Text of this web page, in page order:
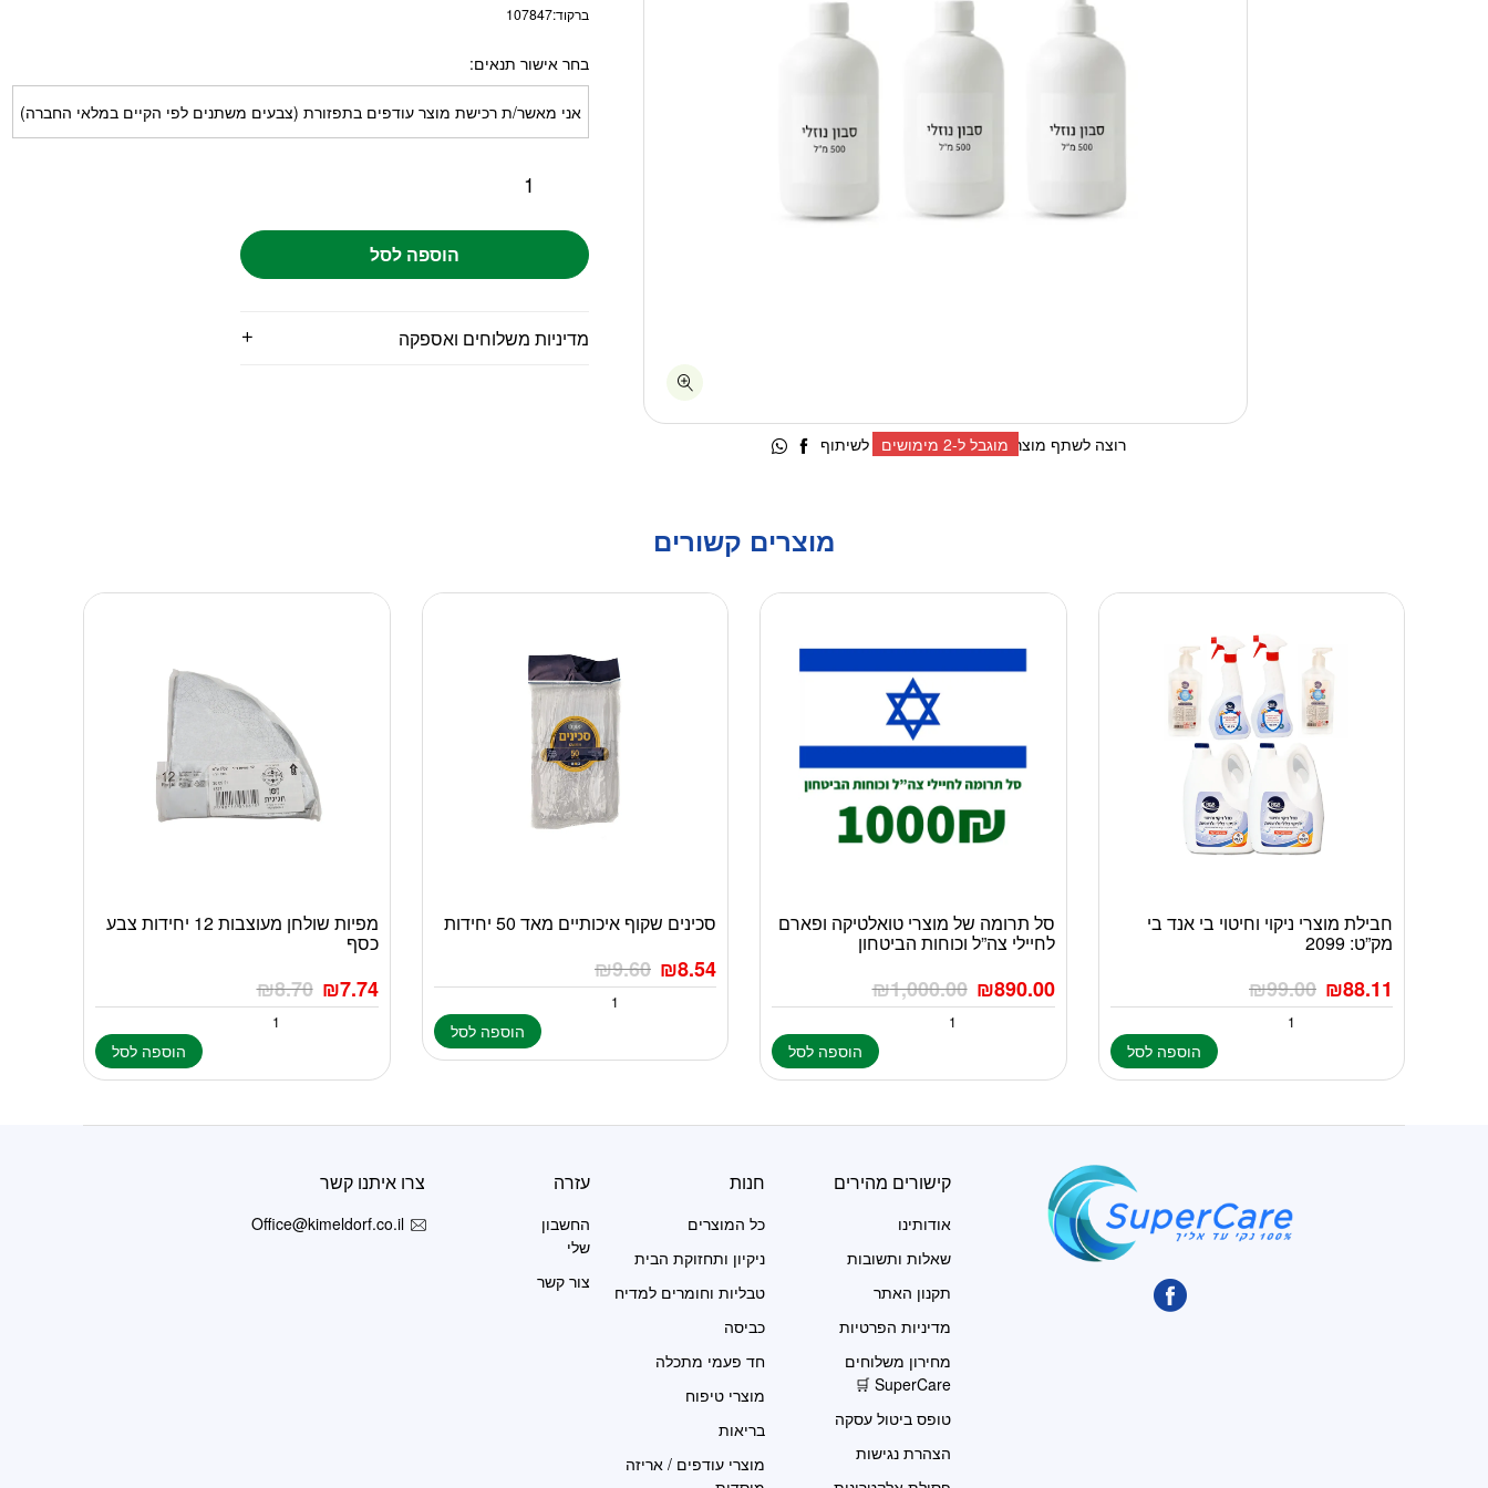
ברקוד:107847
בחר אישור תנאים
אני מאשר/ת רכישת מוצר עודפים בתפזורת (צבעים משתנים לפי הקיים במלאי החברה)
הוספה לסל
מדיניות משלוחים ואספקה
מוגבל ל-2 מימושים
רוצה לשתף מוצר זה? לחצ/י על האייקון לשיתוף
מוצרים קשורים
חבילת מוצרי ניקוי וחיטוי בי אנד בי
מק”ט: 2099
₪99.00 ₪88.11
הוספה לסל
סל תרומה של מוצרי טואלטיקה ופארם
לחיילי צה”ל וכוחות הביטחון
₪1,000.00 ₪890.00
הוספה לסל
סכינים שקוף איכותיים מאד 50 יחידות
₪9.60 ₪8.54
הוספה לסל
מפיות שולחן מעוצבות 12 יחידות צבע
כסף
₪8.70 ₪7.74
הוספה לסל
קישורים מהירים
אודותינו
שאלות ותשובות
תקנון האתר
מדיניות הפרטיות
מחירון משלוחים
SuperCare 🛒
טופס ביטול עסקה
הצהרת נגישות
חנות
כל המוצרים
ניקיון ותחזוקת הבית
טבליות וחומרים למדיח
כביסה
חד פעמי מתכלה
מוצרי טיפוח
בריאות
מוצרי עודפים / אריזה
עזרה
החשבון
שלי
צור קשר
צרו איתנו קשר
Office@kimeldorf.co.il